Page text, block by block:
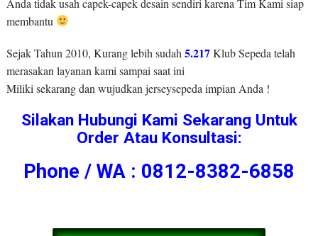
Anda tidak usah capek-capek desain sendiri karena Tim Kami siap
membantu
Sejak Tahun 2010, Kurang lebih sudah 5.217Klub Sepeda telah
merasakan layanan kami sampai saat ini
Miliki sekarang dan wujudkan jerseysepeda impian Anda !
Silakan Hubungi Kami Sekarang Untuk
Order Atau Konsultasi:
Phone / WA : 0812-8382-6858